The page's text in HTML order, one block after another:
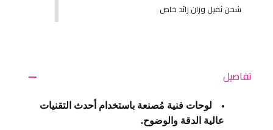
شحن ثقيل وزان زائد خاص
تفاصيل
لوحات فنية مُصنعة باستخدام أحدث التقنيات
عالية الدقة والوضوح.